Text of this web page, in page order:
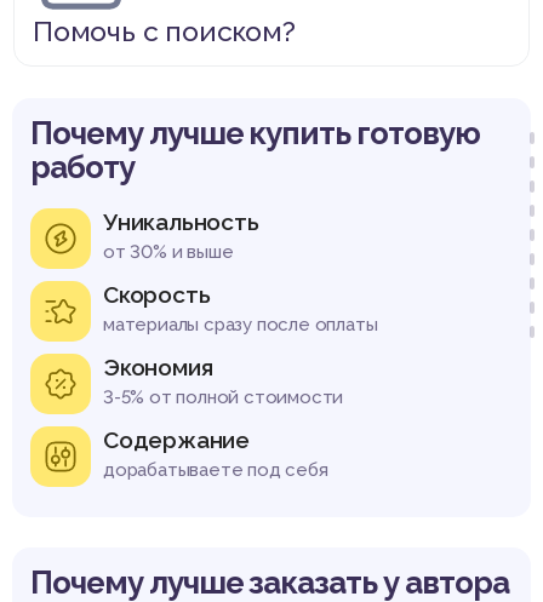
Помочь с поиском?
Почему лучше купить готовую
работу
Уникальность
от 30% и выше
Скорость
материалы сразу после оплаты
Экономия
3-5% от полной стоимости
Содержание
дорабатываете под себя
Почему лучше заказать у автора